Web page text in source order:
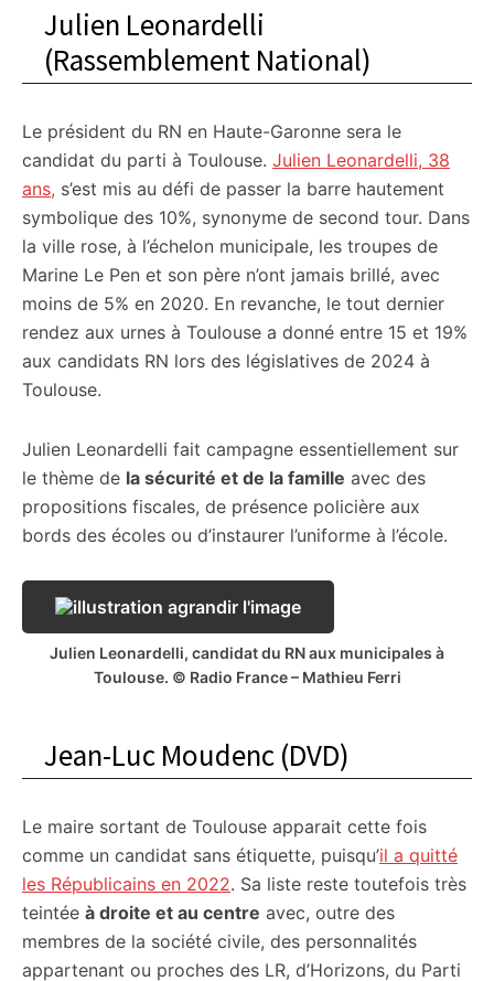
Julien Leonardelli
(Rassemblement National)
Le président du RN en Haute-Garonne sera le
candidat du parti à Toulouse. Julien Leonardelli, 38
ans, s’est mis au défi de passer la barre hautement
symbolique des 10%, synonyme de second tour. Dans
la ville rose, à l’échelon municipale, les troupes de
Marine Le Pen et son père n’ont jamais brillé, avec
moins de 5% en 2020. En revanche, le tout dernier
rendez aux urnes à Toulouse a donné entre 15 et 19%
aux candidats RN lors des législatives de 2024 à
Toulouse.
Julien Leonardelli fait campagne essentiellement sur
le thème de la sécurité et de la famille avec des
propositions fiscales, de présence policière aux
bords des écoles ou d’instaurer l’uniforme à l’école.
Julien Leonardelli, candidat du RN aux municipales à
Toulouse. © Radio France – Mathieu Ferri
Jean-Luc Moudenc (DVD)
Le maire sortant de Toulouse apparait cette fois
comme un candidat sans étiquette, puisqu’il a quitté
les Républicains en 2022. Sa liste reste toutefois très
teintée à droite et au centre avec, outre des
membres de la société civile, des personnalités
appartenant ou proches des LR, d’Horizons, du Parti